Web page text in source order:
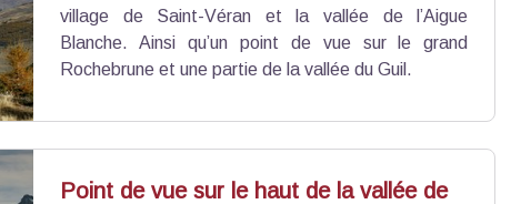
village de Saint-Véran et la vallée de l’Aigue
Blanche. Ainsi qu’un point de vue sur le grand
Rochebrune et une partie de la vallée du Guil.
Point de vue sur le haut de la vallée de